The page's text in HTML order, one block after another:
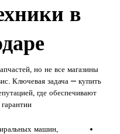
в
но не все магазины
Ключевая задача — купить
где обеспечивают
машин,